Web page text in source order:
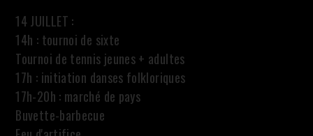
14 JUILLET :
14h : tournoi de sixte
Tournoi de tennis jeunes + adultes
17h : initiation danses folkloriques
17h-20h : marché de pays
Buvette-barbecue